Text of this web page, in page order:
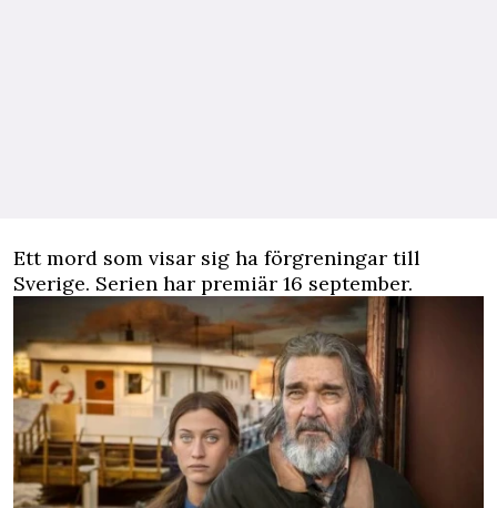
Ett mord som visar sig ha förgreningar till
Sverige. Serien har premiär 16 september.